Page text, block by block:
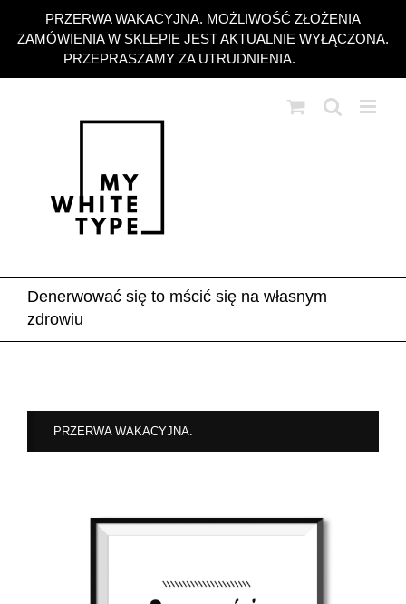
PRZERWA WAKACYJNA. MOŻLIWOŚĆ ZŁOŻENIA
ZAMÓWIENIA W SKLEPIE JEST AKTUALNIE WYŁĄCZONA.
PRZEPRASZAMY ZA UTRUDNIENIA.
zawartości
Denerwować się to mścić się na własnym
zdrowiu
PRZERWA WAKACYJNA.